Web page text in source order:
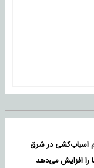
اسباب‌کشی در شرق
را افزایش می‌دهد